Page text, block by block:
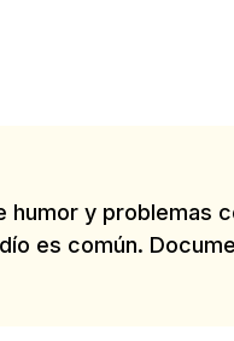
humor y problemas
es común.